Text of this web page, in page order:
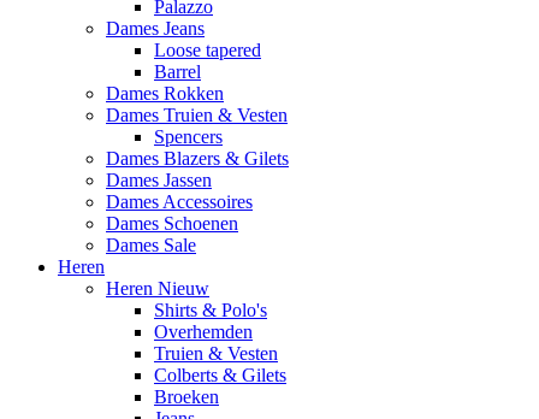
Palazzo
Dames Jeans
Loose tapered
Barrel
Dames Rokken
Dames Truien & Vesten
Spencers
Dames Blazers & Gilets
Dames Jassen
Dames Accessoires
Dames Schoenen
Dames Sale
Heren
Heren Nieuw
Shirts & Polo's
Overhemden
Truien & Vesten
Colberts & Gilets
Broeken